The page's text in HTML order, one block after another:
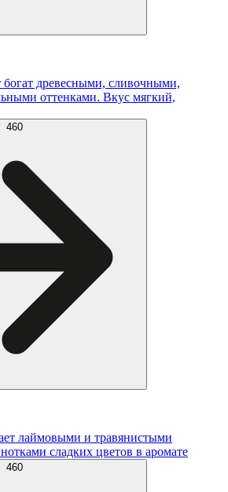
древесными, сливочными,
оттенками. Вкус мягкий,
460
лаймовыми и травянистыми
сладких цветов в аромате
460